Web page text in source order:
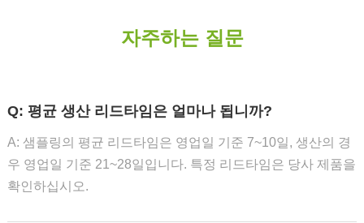
자주하는 질문
Q: 평균 생산 리드타임은 얼마나 됩니까?
A: 샘플링의 평균 리드타임은 영업일 기준 7~10일, 생산의 경
우 영업일 기준 21~28일입니다. 특정 리드타임은 당사 제품을
확인하십시오.